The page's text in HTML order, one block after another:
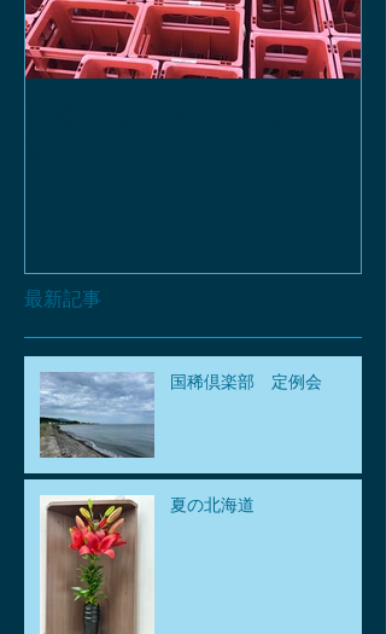
最新記事
国稀倶楽部 定例会
夏の北海道